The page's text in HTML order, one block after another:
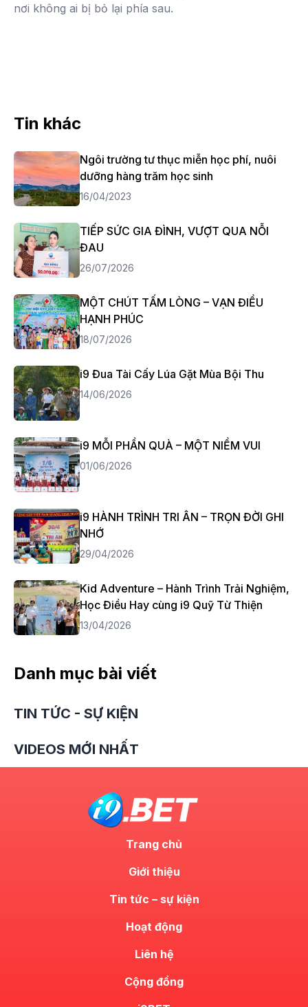
nơi không ai bị bỏ lại phía sau.
Tin khác
Ngôi trường tư thục miễn học phí, nuôi
dưỡng hàng trăm học sinh
16/04/2023
TIẾP SỨC GIA ĐÌNH, VƯỢT QUA NỖI
ĐAU
26/07/2026
MỘT CHÚT TẤM LÒNG – VẠN ĐIỀU
HẠNH PHÚC
18/07/2026
i9 Đua Tài Cấy Lúa Gặt Mùa Bội Thu
14/06/2026
i9 MỖI PHẦN QUÀ – MỘT NIỀM VUI
01/06/2026
i9 HÀNH TRÌNH TRI ÂN – TRỌN ĐỜI GHI
NHỚ
29/04/2026
Kid Adventure – Hành Trình Trải Nghiệm,
Học Điều Hay cùng i9 Quỹ Từ Thiện
13/04/2026
Danh mục bài viết
TIN TỨC - SỰ KIỆN
VIDEOS MỚI NHẤT
Trang chủ
Giới thiệu
Tin tức – sự kiện
Hoạt động
Liên hệ
Cộng đồng